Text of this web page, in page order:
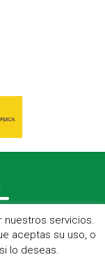
nuestros servicios.
aceptas su uso, o
lo deseas.